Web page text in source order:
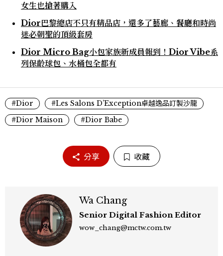
女生也搶著購入
Dior巴黎總店不只有精品店，還多了藝廊、餐廳和時尚
迷必朝聖的頂級套房
Dior Micro Bag小包家族新成員報到！Dior Vibe系
列保齡球包、水桶包全都有
#Dior
#Les Salons D’Exception卓越逸品訂製沙龍
#Dior Maison
#Dior Babe
分享 收藏
Wa Chang
Senior Digital Fashion Editor
wow_chang@mctw.com.tw